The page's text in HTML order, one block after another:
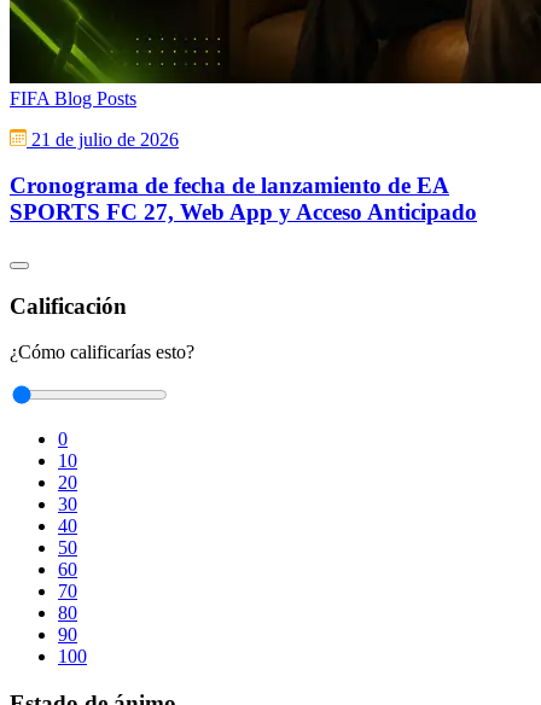
FIFA Blog Posts
21 de julio de 2026
Cronograma de fecha de lanzamiento de EA
SPORTS FC 27, Web App y Acceso Anticipado
Calificación
¿Cómo calificarías esto?
0
10
20
30
40
50
60
70
80
90
100